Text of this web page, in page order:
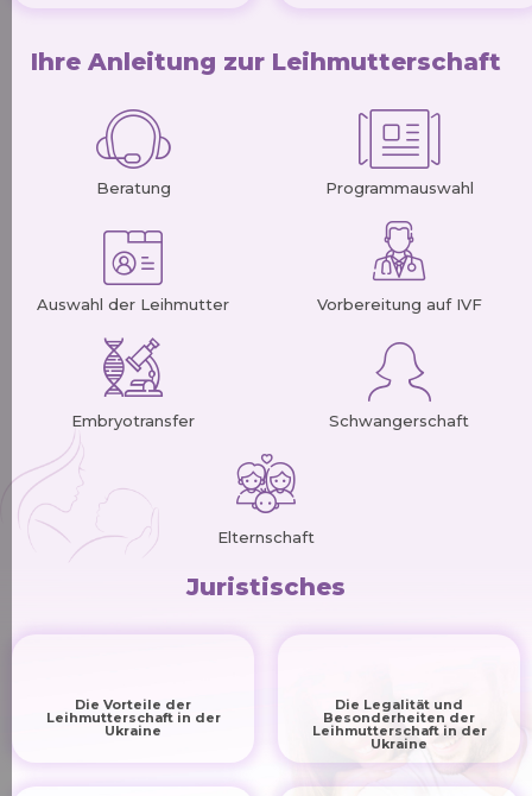
Ihre Anleitung zur Leihmutterschaft
Beratung Programmauswahl
Auswahl der Leihmutter Vorbereitung auf IVF
Embryotransfer Schwangerschaft
Elternschaft
Juristisches
Die Vorteile der
Leihmutterschaft in der
Ukraine
Die Legalität und
Besonderheiten der
Leihmutterschaft in der
Ukraine